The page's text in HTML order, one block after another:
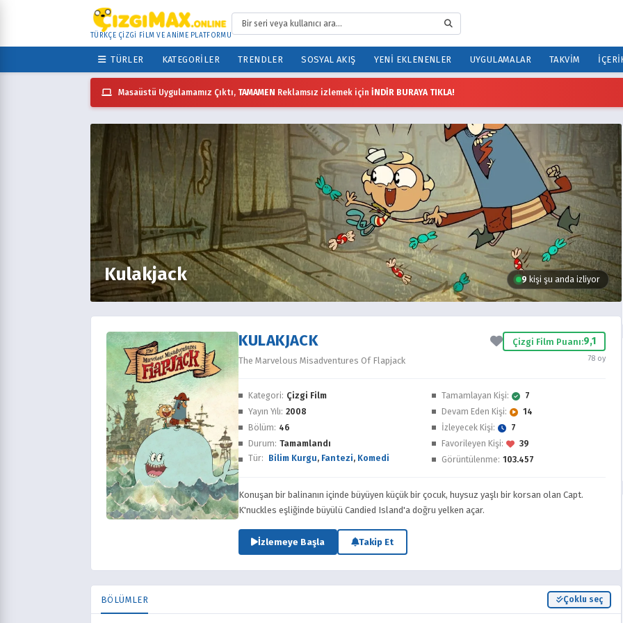
TÜRKÇE ÇİZGİ FİLM VE ANİME PLATFORMU
TÜRLER KATEGORILER TRENDLER SOSYAL AKIŞ YENI EKLENENLER UYGULAMALAR TAKVIM
Masaüstü Uygulamamız Çıktı, TAMAMEN Reklamsız izlemek için İNDİR BURAYA TIKLA!
Kulakjack 9 kişi şu anda izliyor
KULAKJACK
The Marvelous Misadventures Of Flapjack
Çizgi Film Puanı:9,1
78 oy
Kategori: Çizgi Film
Yayın Yılı: 2008
Bölüm: 46
Durum: Tamamlandı
Tür: Bilim Kurgu, Fantezi, Komedi
Tamamlayan Kişi:
7
Devam Eden Kişi:
14
İzleyecek Kişi:
7
Favorileyen Kişi:
39
Görüntülenme: 103.457
Konuşan bir balinanın içinde büyüyen küçük bir çocuk, huysuz yaşlı bir korsan olan Capt.
K'nuckles eşliğinde büyülü Candied Island'a doğru yelken açar.
İzlemeye Başla Takip Et
BÖLÜMLER Çoklu seç